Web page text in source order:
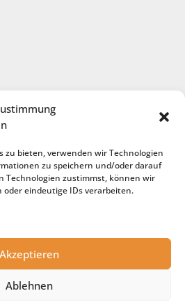
zu bieten, verwenden wir Technologien
zu speichern und/oder darauf
Technologien zustimmst, können wir
eindeutige IDs verarbeiten.
Akzeptieren
Ablehnen